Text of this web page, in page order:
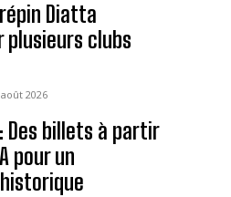
Diatta
plusieurs clubs
août 2026
Des billets à partir
pour un